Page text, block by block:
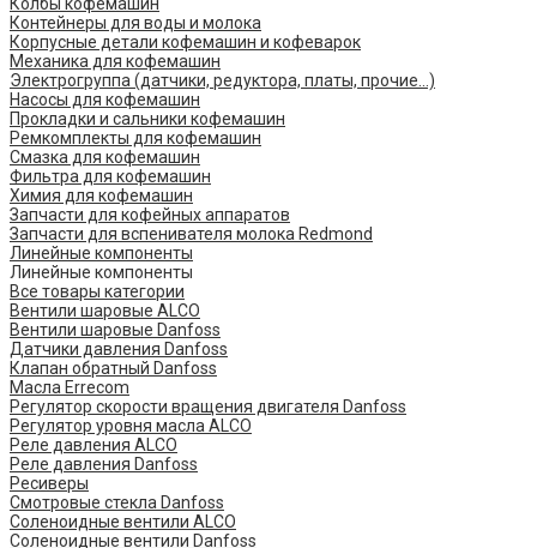
Контейнеры для воды и молока
Корпусные детали кофемашин и кофеварок
Механика для кофемашин
Электрогруппа (датчики, редуктора, платы, прочие...)
Насосы для кофемашин
Прокладки и сальники кофемашин
Ремкомплекты для кофемашин
Смазка для кофемашин
Фильтра для кофемашин
Химия для кофемашин
Запчасти для кофейных аппаратов
Запчасти для вспенивателя молока Redmond
Линейные компоненты
Линейные компоненты
Все товары категории
Вентили шаровые ALCO
Вентили шаровые Danfoss
Датчики давления Danfoss
Клапан обратный Danfoss
Масла Errecom
Регулятор скорости вращения двигателя Danfoss
Регулятор уровня масла ALCO
Реле давления ALCO
Реле давления Danfoss
Ресиверы
Смотровые стекла Danfoss
Соленоидные вентили ALCO
Соленоидные вентили Danfoss